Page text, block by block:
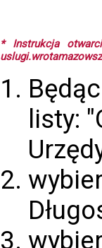
* Instrukcja
listy: